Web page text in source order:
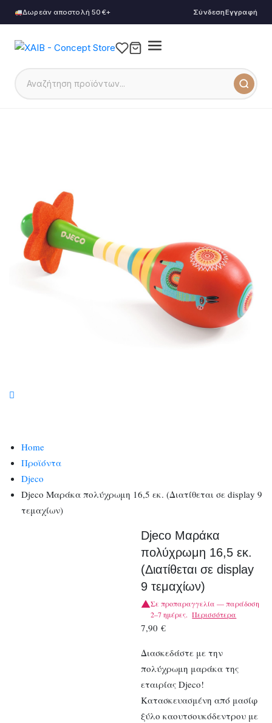
Δωρεάν αποστολή 50€+ ΣύνδεσηΕγγραφή
Home
Προϊόντα
Djeco
Djeco Μαράκα πολύχρωμη 16,5 εκ. (Διατίθεται σε display 9
τεμαχίων)
Djeco Μαράκα
πολύχρωμη 16,5 εκ.
(Διατίθεται σε display
9 τεμαχίων)
Σε προπαραγγελία — παράδοση
2–7 ημέρες. Περισσότερα
7,90€
Διασκεδάστε με την
πολύχρωμη μαράκα της
εταιρίας Djeco!
Κατασκευασμένη από μασίφ
ξύλο καουτσουκόδεντρου με